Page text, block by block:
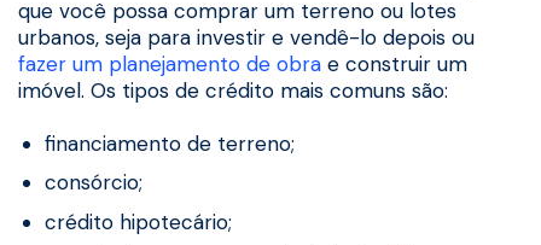
que você possa comprar um terreno ou lotes
urbanos, seja para investir e vendê-lo depois ou
fazer um planejamento de obra e construir um
imóvel. Os tipos de crédito mais comuns são:
financiamento de terreno;
consórcio;
crédito hipotecário;